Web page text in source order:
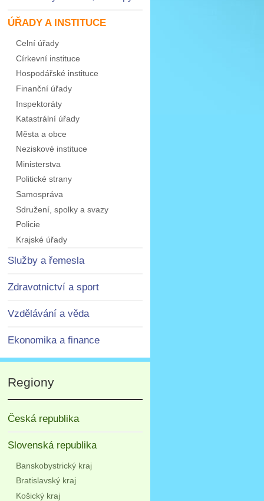
ÚŘADY A INSTITUCE
Celní úřady
Církevní instituce
Hospodářské instituce
Finanční úřady
Inspektoráty
Katastrální úřady
Města a obce
Neziskové instituce
Ministerstva
Politické strany
Samospráva
Sdružení, spolky a svazy
Policie
Krajské úřady
Služby a řemesla
Zdravotnictví a sport
Vzdělávání a věda
Ekonomika a finance
Regiony
Česká republika
Slovenská republika
Banskobystrický kraj
Bratislavský kraj
Košický kraj